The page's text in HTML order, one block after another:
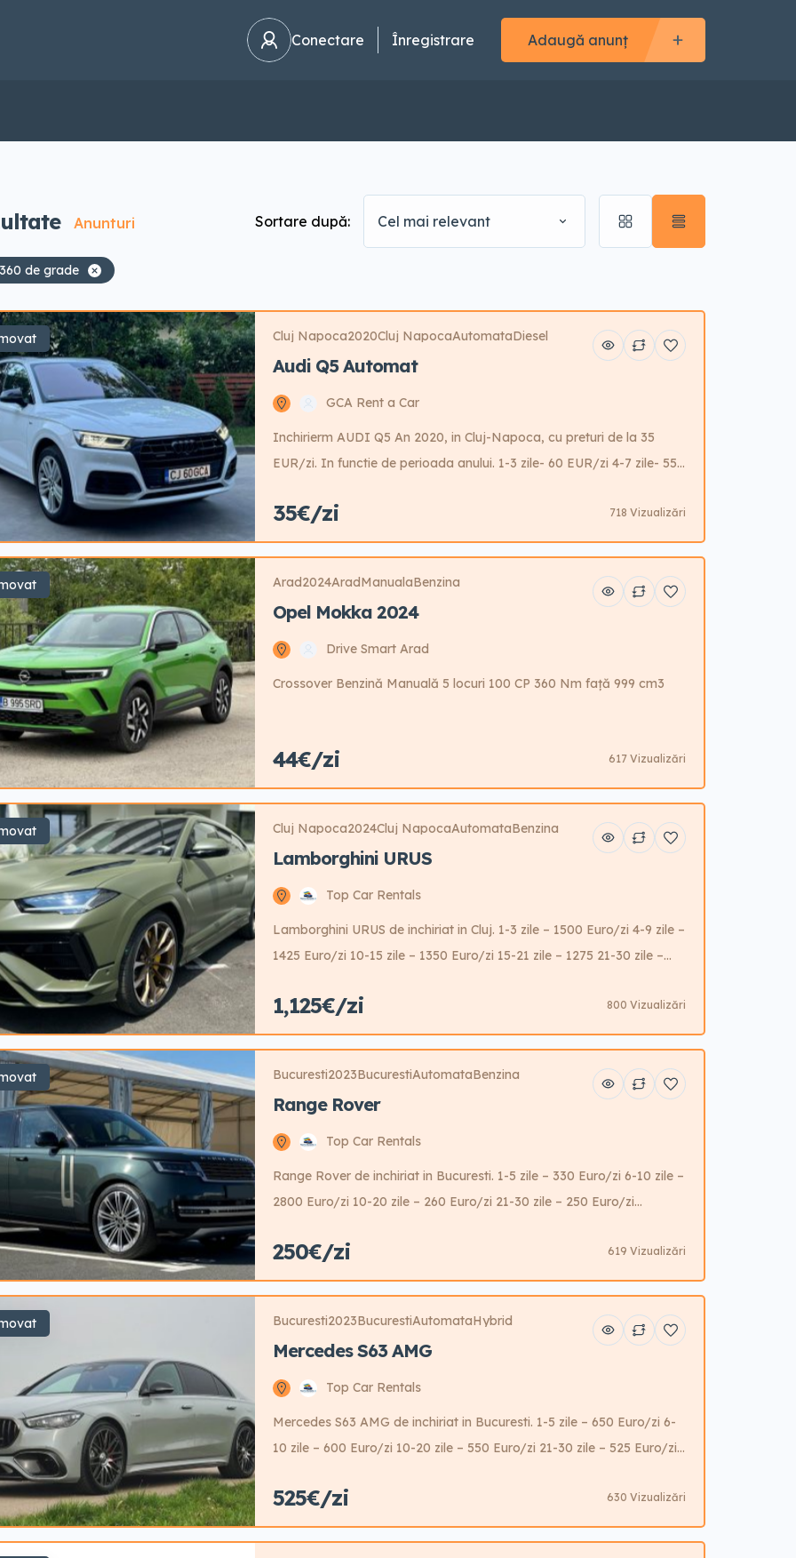
Conectare Înregistrare Adaugă anunț
Anunturi Sortare după: Cel mai relevant
de grade
Cluj Napoca2020Cluj NapocaAutomataDiesel
Audi Q5 Automat
GCA Rent a Car
Inchirierm AUDI Q5 An 2020, in Cluj-Napoca, cu preturi de la 35
EUR/zi. In functie de perioada anului. 1-3 zile- 60 EUR/zi 4-7 zile- 55
EUR/zi 31+ zile- 35 EUR/zi GARANTIE- 800 EUR Preturile afisate
sunt Informative, pentru o rezervare sau mai multe […]
35€/zi 718 Vizualizări
Arad2024AradManualaBenzina
Opel Mokka 2024
Drive Smart Arad
Crossover Benzină Manuală 5 locuri 100 CP 360 Nm față 999 cm3
44€/zi 617 Vizualizări
Cluj Napoca2024Cluj NapocaAutomataBenzina
Lamborghini URUS
Top Car Rentals
Lamborghini URUS de inchiriat in Cluj. 1-3 zile – 1500 Euro/zi 4-9 zile –
1425 Euro/zi 10-15 zile – 1350 Euro/zi 15-21 zile – 1275 21-30 zile –
posibilitate reducere garantie. Se pot adauga taxe de relocare.
1,125€/zi 800 Vizualizări
Bucuresti2023BucurestiAutomataBenzina
Range Rover
Top Car Rentals
Range Rover de inchiriat in Bucuresti. 1-5 zile – 330 Euro/zi 6-10 zile –
2800 Euro/zi 10-20 zile – 260 Euro/zi 21-30 zile – 250 Euro/zi
250€/zi 619 Vizualizări
Bucuresti2023BucurestiAutomataHybrid
Mercedes S63 AMG
Top Car Rentals
Mercedes S63 AMG de inchiriat in Bucuresti. 1-5 zile – 650 Euro/zi 6-
10 zile – 600 Euro/zi 10-20 zile – 550 Euro/zi 21-30 zile – 525 Euro/zi
525€/zi 630 Vizualizări